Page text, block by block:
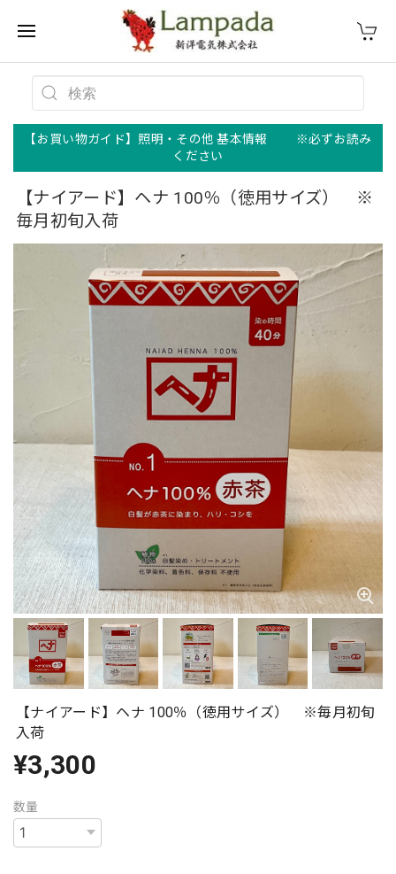
【お買い物ガイド】照明・その他 基本情報 ※必ずお読み
ください
【ナイアード】ヘナ 100％（徳用サイズ） ※
毎月初旬入荷
【ナイアード】ヘナ 100％（徳用サイズ） ※毎月初旬
入荷
¥3,300
数量